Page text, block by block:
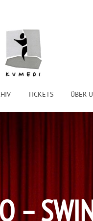
TICKETS ÜBER
–